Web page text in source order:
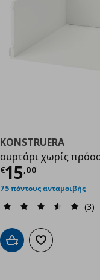
KONSTRUERA
συρτάρι χωρίς
€15,00
Τρέχουσα
75 πόντους ανταμοιβής
(3)
Προσθήκη στο καλάθι
Προσθήκη στα